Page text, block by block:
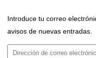
Introduce tu correo
avisos de nuevas entradas.
Dirección